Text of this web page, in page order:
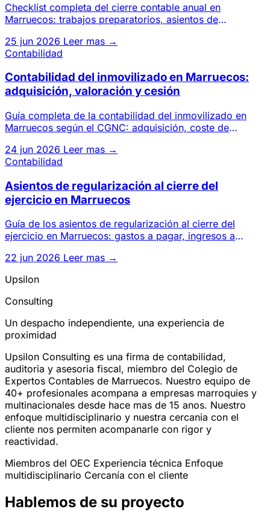
Checklist completa del cierre contable anual en
Marruecos: trabajos preparatorios, asientos de
25 jun 2026 Leer mas →
Contabilidad
Contabilidad del inmovilizado en Marruecos:
adquisición, valoración y cesión
Guía completa de la contabilidad del inmovilizado en
Marruecos según el CGNC: adquisición, coste de
24 jun 2026 Leer mas →
Contabilidad
Asientos de regularización al cierre del
ejercicio en Marruecos
Guía de los asientos de regularización al cierre del
ejercicio en Marruecos: gastos a pagar, ingresos a
22 jun 2026 Leer mas →
Upsilon
Consulting
Un despacho independiente, una experiencia de
proximidad
Upsilon Consulting es una firma de contabilidad,
auditoria y asesoria fiscal, miembro del Colegio de
Expertos Contables de Marruecos. Nuestro equipo de
40+ profesionales acompana a empresas marroquies y
multinacionales desde hace mas de 15 anos. Nuestro
enfoque multidisciplinario y nuestra cercania con el
cliente nos permiten acompanarle con rigor y
reactividad.
Miembros del OEC Experiencia técnica Enfoque
multidisciplinario Cercanía con el cliente
Hablemos de su proyecto